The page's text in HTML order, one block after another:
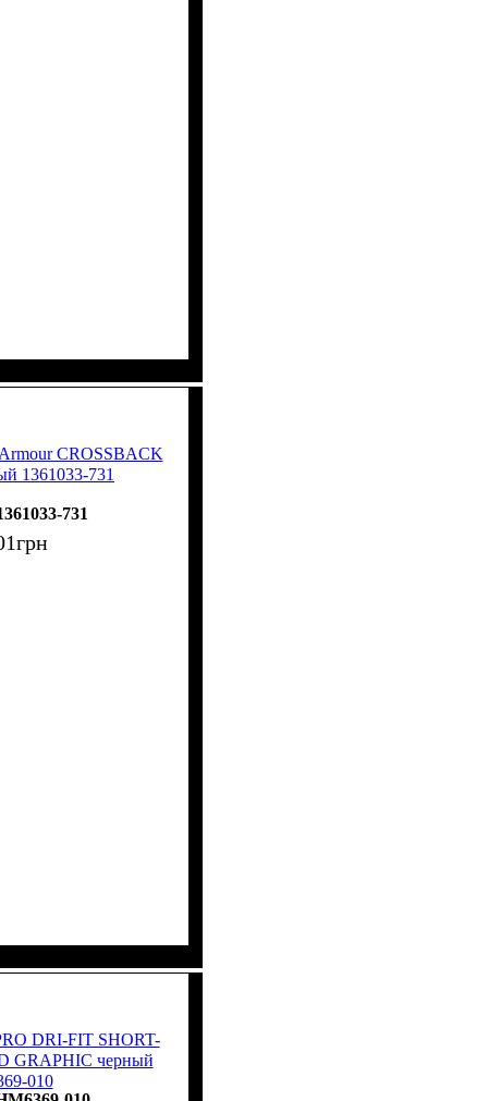
CROSSBACK
1361033-731
731
грн
DRI-FIT SHORT-
GRAPHIC черный
010